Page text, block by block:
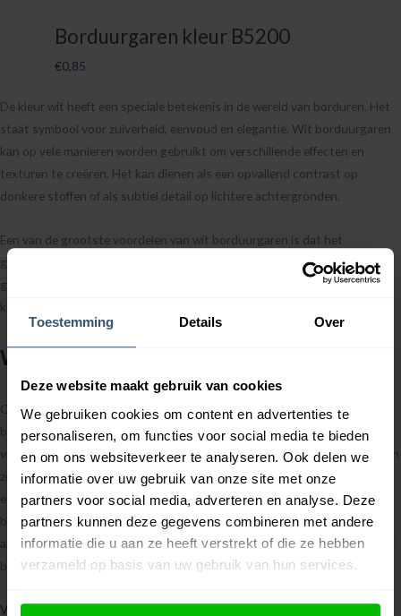
Toestemming Details Over
Deze website maakt gebruik van cookies
We gebruiken cookies om content en advertenties te
personaliseren, om functies voor social media te bieden
en om ons websiteverkeer te analyseren. Ook delen we
informatie over uw gebruik van onze site met onze
partners voor social media, adverteren en analyse. Deze
partners kunnen deze gegevens combineren met andere
informatie die u aan ze heeft verstrekt of die ze hebben
verzameld op basis van uw gebruik van hun services.
Borduurgaren kleur B5200
€0,85
De kleur wit heeft een speciale betekenis in de wereld van borduren. Het
staat symbool voor zuiverheid, eenvoud en elegantie. Wit borduurgaren
kan op vele manieren worden gebruikt om verschillende effecten en
texturen te creëren. Het kan dienen als een opvallend contrast op
donkere stoffen of als subtiel detail op lichtere achtergronden.
Een van de grootste voordelen van wit borduurgaren is dat het
gemakkelijk te combineren is met andere kleuren. Het kan worden
gebruikt in combinatie met felle, levendige tinten om een opvallend
kleurcontrast te creëren.
Wit borduurgaren vergelijkbaar met DMC
Op zoek naar hoogwaardig witte borduurgaren vergelijkbaar met het
bekende merk DMC? Zoek niet verder! Bij onze borduurgarencollectie
vind je een uitstekend alternatief dat aan al je eisen voldoet. Gemaakt van
zorgvuldig geselecteerde materialen die zorgen voor duurzaamheid en
een prachtige afwerking van je borduurprojecten. Of je nu een ervaren
borduurster bent of net begint, ons assortiment biedt een breed scala
aan witte kleuren. Alle nummers komen overeen met de kleuren van DMC
borduurgarens.
Vraag een gratis sample aan om overtuigd te raken dat de kwaliteit